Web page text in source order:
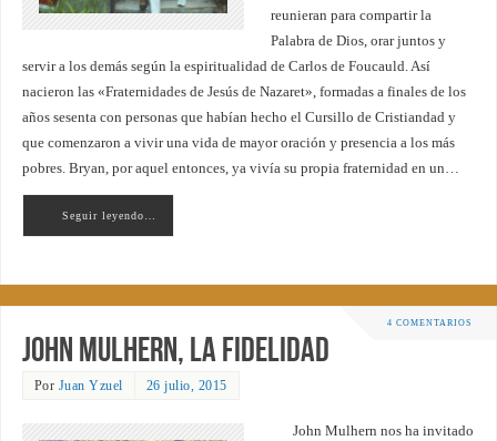
reunieran para compartir la
Palabra de Dios, orar juntos y
servir a los demás según la espiritualidad de Carlos de Foucauld. Así
nacieron las «Fraternidades de Jesús de Nazaret», formadas a finales de los
años sesenta con personas que habían hecho el Cursillo de Cristiandad y
que comenzaron a vivir una vida de mayor oración y presencia a los más
pobres. Bryan, por aquel entonces, ya vivía su propia fraternidad en un…
Seguir leyendo…
4 COMENTARIOS
John Mulhern, la fidelidad
Por Juan Yzuel 26 julio, 2015
John Mulhern nos ha invitado